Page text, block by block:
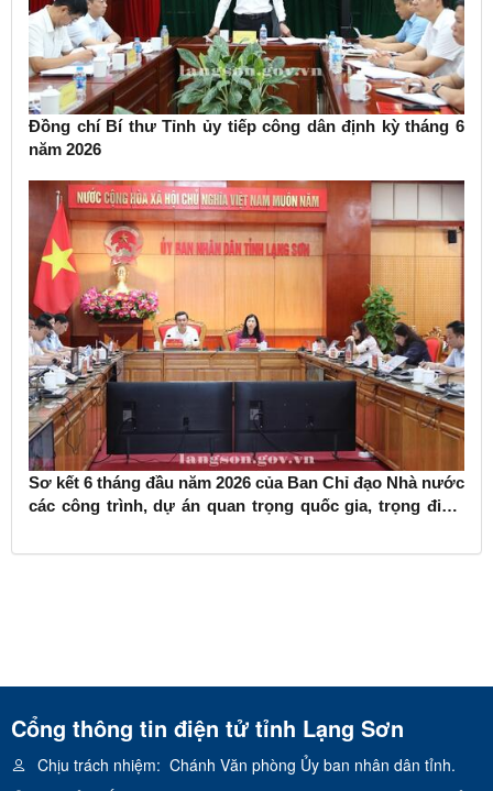
Đồng chí Bí thư Tỉnh ủy tiếp công dân định kỳ tháng 6
năm 2026
Sơ kết 6 tháng đầu năm 2026 của Ban Chỉ đạo Nhà nước
các công trình, dự án quan trọng quốc gia, trọng điểm
Cổng thông tin điện tử tỉnh Lạng Sơn
Chịu trách nhiệm: Chánh Văn phòng Ủy ban nhân dân tỉnh.